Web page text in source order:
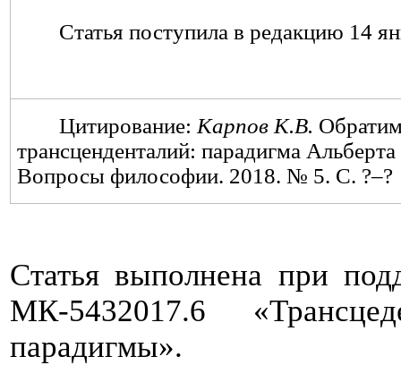
Статья поступила в редакцию 14
Цитирование: Карпов К.В.
трансценденталий: парадигма
Вопросы философии. 201 8. № 5. C. ?–?
Статья выполнена при
МК-5432017.6
парадигмы».